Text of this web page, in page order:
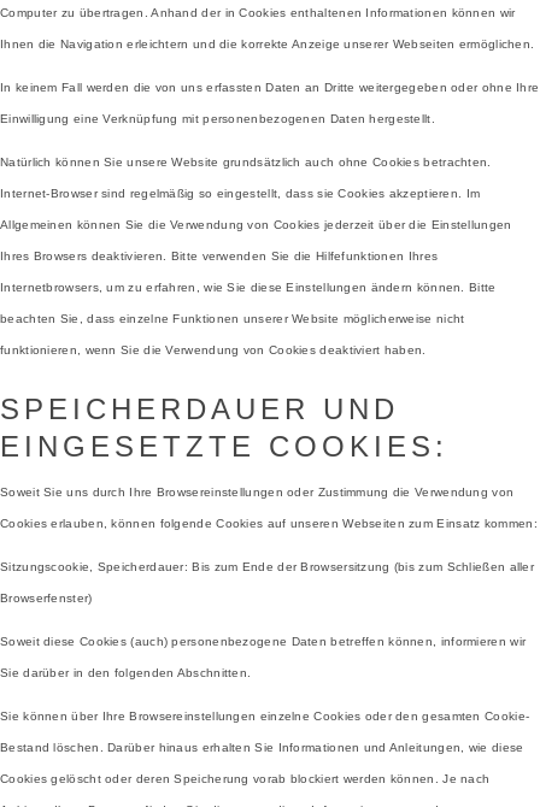
Computer zu übertragen. Anhand der in Cookies enthaltenen Informationen können wir
Ihnen die Navigation erleichtern und die korrekte Anzeige unserer Webseiten ermöglichen.
In keinem Fall werden die von uns erfassten Daten an Dritte weitergegeben oder ohne Ihre
Einwilligung eine Verknüpfung mit personenbezogenen Daten hergestellt.
Natürlich können Sie unsere Website grundsätzlich auch ohne Cookies betrachten.
Internet-Browser sind regelmäßig so eingestellt, dass sie Cookies akzeptieren. Im
Allgemeinen können Sie die Verwendung von Cookies jederzeit über die Einstellungen
Ihres Browsers deaktivieren. Bitte verwenden Sie die Hilfefunktionen Ihres
Internetbrowsers, um zu erfahren, wie Sie diese Einstellungen ändern können. Bitte
beachten Sie, dass einzelne Funktionen unserer Website möglicherweise nicht
funktionieren, wenn Sie die Verwendung von Cookies deaktiviert haben.
SPEICHERDAUER UND
EINGESETZTE COOKIES:
Soweit Sie uns durch Ihre Browsereinstellungen oder Zustimmung die Verwendung von
Cookies erlauben, können folgende Cookies auf unseren Webseiten zum Einsatz kommen:
Sitzungscookie, Speicherdauer: Bis zum Ende der Browsersitzung (bis zum Schließen aller
Browserfenster)
Soweit diese Cookies (auch) personenbezogene Daten betreffen können, informieren wir
Sie darüber in den folgenden Abschnitten.
Sie können über Ihre Browsereinstellungen einzelne Cookies oder den gesamten Cookie-
Bestand löschen. Darüber hinaus erhalten Sie Informationen und Anleitungen, wie diese
Cookies gelöscht oder deren Speicherung vorab blockiert werden können. Je nach